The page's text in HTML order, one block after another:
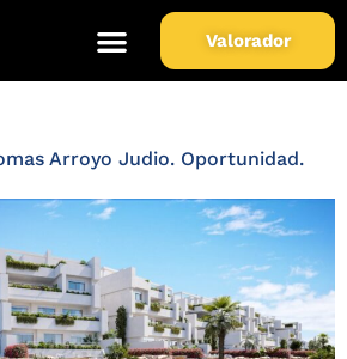
Valorador
Lomas
Arroyo Judio. Oportunidad.